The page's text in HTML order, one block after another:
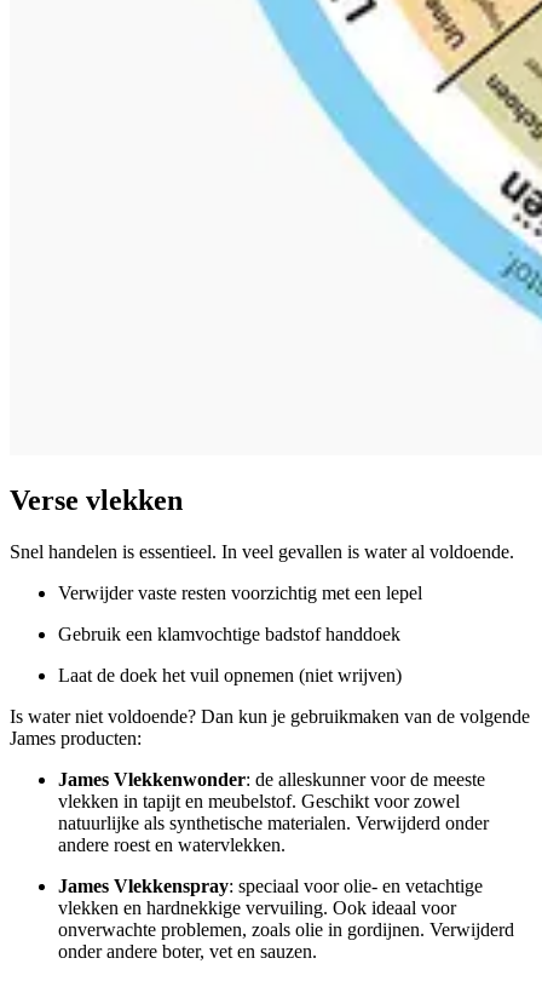
Verse vlekken
Snel handelen is essentieel. In veel gevallen is water al voldoende.
Verwijder vaste resten voorzichtig met een lepel
Gebruik een klamvochtige badstof handdoek
Laat de doek het vuil opnemen (niet wrijven)
Is water niet voldoende? Dan kun je gebruikmaken van de volgende
James producten:
James Vlekkenwonder: de alleskunner voor de meeste
vlekken in tapijt en meubelstof. Geschikt voor zowel
natuurlijke als synthetische materialen. Verwijderd onder
andere roest en watervlekken.
James Vlekkenspray: speciaal voor olie- en vetachtige
vlekken en hardnekkige vervuiling. Ook ideaal voor
onverwachte problemen, zoals olie in gordijnen. Verwijderd
onder andere boter, vet en sauzen.